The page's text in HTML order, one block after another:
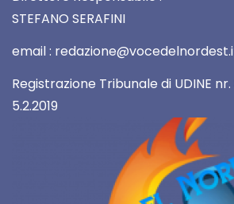
STEFANO SERAFINI
email :
Registrazione Tribunale di UDINE
5.2.2019